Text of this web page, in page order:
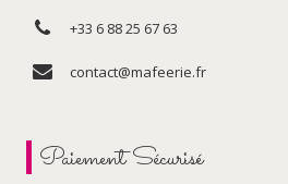
+33 6 88 25 67 63
contact@mafeerie.fr
Paiement Sécurisé